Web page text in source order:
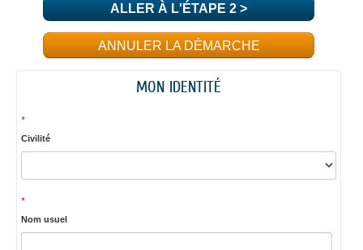
ALLER À L'ÉTAPE 2 >
ANNULER LA DÉMARCHE
MON IDENTITÉ
*
Civilité
*
Nom usuel